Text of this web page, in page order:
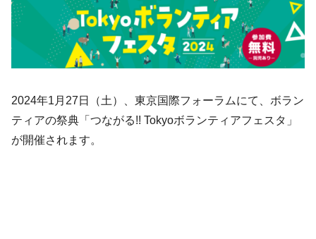
2024年1月27日（土）、東京国際フォーラムにて、ボラン
ティアの祭典「つながる!! Tokyoボランティアフェスタ」
が開催されます。